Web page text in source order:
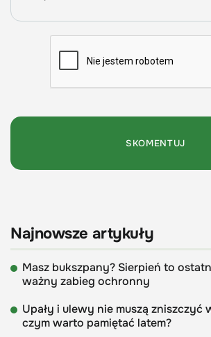
Najnowsze artykuły
Masz bukszpany? Sierpień to
ważny zabieg ochronny
Upały i ulewy nie muszą zniszczyć
czym warto pamiętać latem?